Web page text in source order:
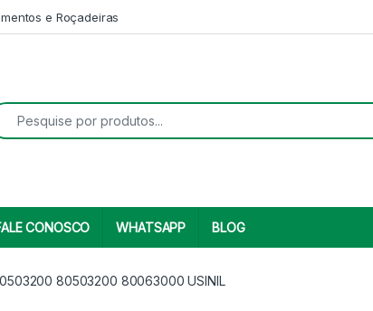
e Roçadeiras
for:
CONOSCO WHATSAPP BLOG
80503200 80063000 USINIL